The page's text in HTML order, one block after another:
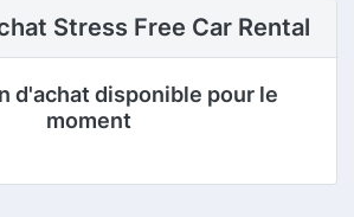
Stress Free Car Rental
d'achat disponible pour le
moment